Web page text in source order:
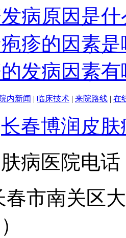
病原因是什
疹的因素是
发病因素有
院内新闻 | 临床技术 | 来院路线 | 在
长春博润皮肤
病医院电话
春市南关区